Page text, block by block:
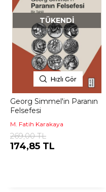
Hızlı Gör
TÜKENDI
Georg Simmel'in Paranın
Felsefesi
M. Fatih Karakaya
269,00 TL
174,85 TL